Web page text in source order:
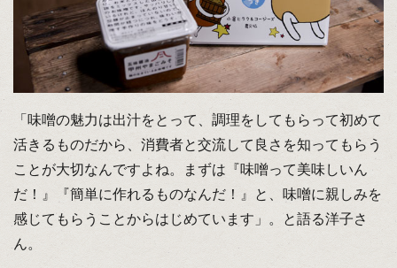
「味噌の魅力は出汁をとって、調理をしてもらって初めて
活きるものだから、消費者と交流して良さを知ってもらう
ことが大切なんですよね。まずは『味噌って美味しいん
だ！』『簡単に作れるものなんだ！』と、味噌に親しみを
感じてもらうことからはじめています」。と語る洋子さ
ん。